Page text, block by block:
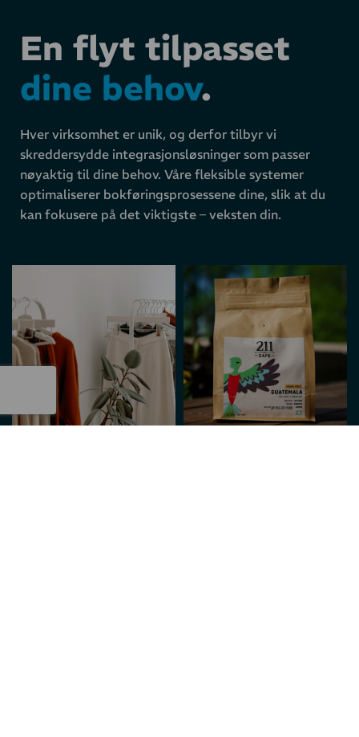
En flyt tilpasset
dine behov.
Hver virksomhet er unik, og derfor tilbyr vi
skreddersydde integrasjonsløsninger som passer
nøyaktig til dine behov. Våre fleksible systemer
optimaliserer bokføringsprosessene dine, slik at du
kan fokusere på det viktigste – veksten din.